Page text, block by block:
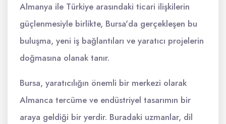
Almanya ile Türkiye arasındaki ticari ilişkilerin
güçlenmesiyle birlikte, Bursa'da gerçekleşen bu
buluşma, yeni iş bağlantıları ve yaratıcı projelerin
doğmasına olanak tanır.
Bursa, yaratıcılığın önemli bir merkezi olarak
Almanca tercüme ve endüstriyel tasarımın bir
araya geldiği bir yerdir. Buradaki uzmanlar, dil